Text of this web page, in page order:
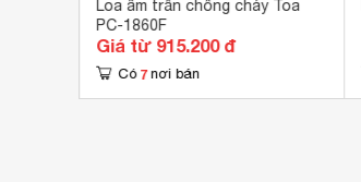
Loa âm trần chống cháy Toa
PC-1860F
Giá từ 915.200 đ
Có 7 nơi bán